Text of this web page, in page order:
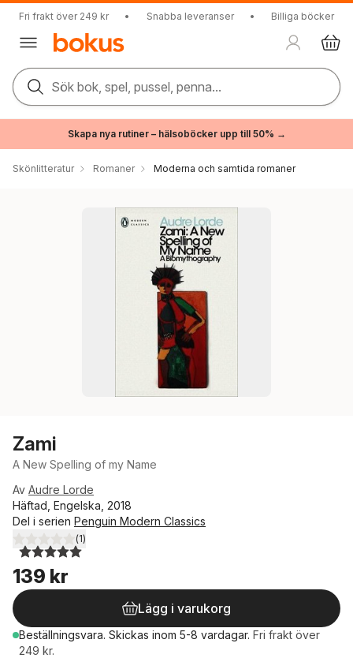
Fri frakt över 249 kr • Snabba leveranser • Billiga böcker
Sök bok, spel, pussel, penna...
Skapa nya rutiner – hälsoböcker upp till 50% →
Skönlitteratur Romaner Moderna och samtida romaner
Zami
A New Spelling of my Name
Av Audre Lorde
Häftad, Engelska, 2018
Del i serien Penguin Modern Classics
5,0utav 5 stjärnor. Totalt antal röster:
(1)
139 kr
Lägg i varukorg
Beställningsvara. Skickas inom 5-8 vardagar. Fri frakt över
249 kr.